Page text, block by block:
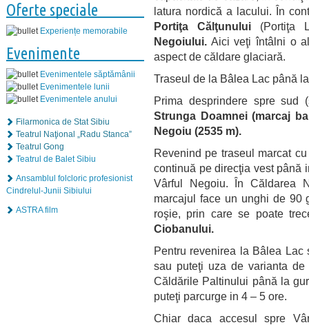
Oferte speciale
Experiențe memorabile
Evenimente
Evenimentele săptămânii
Evenimentele lunii
Evenimentele anului
Filarmonica de Stat Sibiu
Teatrul Naţional „Radu Stanca”
Teatrul Gong
Teatrul de Balet Sibiu
Ansamblul folcloric profesionist
Cindrelul-Junii Sibiului
ASTRA film
latura nordică a lacului. În
Portiţa Călţunului(Portiţa
Negoiului. Aici veţi întâlni o
aspect de căldare glaciară.
Traseul de la Bâlea Lac până
Prima desprindere spre sud
Strunga Doamnei(marcaj
Negoiu (2535 m).
Revenind pe traseul marcat
continuă pe direcţia vest până
Vârful Negoiu. În Căldarea
marcajul face un unghi de 90
roşie, prin care se poate
Ciobanului.
Pentru revenirea la Bâlea
sau puteţi uza de varianta
Căldările Paltinului până la
puteţi parcurge in 4 – 5 ore.
Chiar daca accesul spre